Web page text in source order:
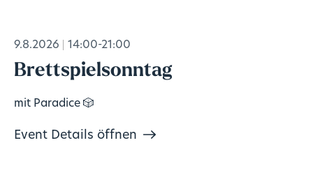
9.8.2026 14:00-21:00
Brettspielsonntag
mit Paradice 🎲
Event Details öffnen